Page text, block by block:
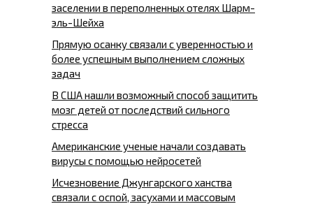
заселении в переполненных отелях Шарм-
эль-Шейха
Прямую осанку связали с уверенностью и
более успешным выполнением сложных
задач
В США нашли возможный способ защитить
мозг детей от последствий сильного
стресса
Американские ученые начали создавать
вирусы с помощью нейросетей
Исчезновение Джунгарского ханства
связали с оспой, засухами и массовым